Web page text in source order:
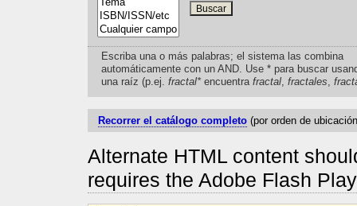
Escriba una o más palabras; el sistema las combina
automáticamente con un AND. Use * para buscar
una raíz (p.ej. fractal*encuentra fractal, fractales,
Recorrer el catálogo completo (por orden de
Alternate HTML content
requires the Adobe Flash